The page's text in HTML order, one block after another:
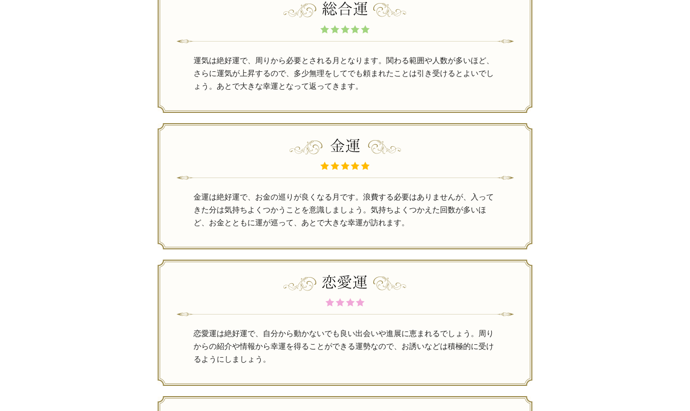
運気は絶好運で、周りから必要とされる月となります。関わる範囲や人数が多いほど、
さらに運気が上昇するので、多少無理をしてでも頼まれたことは引き受けるとよいでし
ょう。あとで大きな幸運となって返ってきます。
金運は絶好運で、お金の巡りが良くなる月です。浪費する必要はありませんが、入って
きた分は気持ちよくつかうことを意識しましょう。気持ちよくつかえた回数が多いほ
ど、お金とともに運が巡って、あとで大きな幸運が訪れます。
恋愛運は絶好運で、自分から動かないでも良い出会いや進展に恵まれるでしょう。周り
からの紹介や情報から幸運を得ることができる運勢なので、お誘いなどは積極的に受け
るようにしましょう。